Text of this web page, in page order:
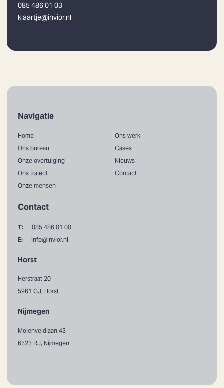
085 486 01 03
klaartje@invior.nl
Navigatie
Home
Ons bureau
Onze overtuiging
Ons traject
Onze mensen
Ons werk
Cases
Nieuws
Contact
Contact
T:
085 486 01 00
E:
info@invior.nl
Horst
Herstraat 20
5961 GJ, Horst
Nijmegen
Molenveldlaan 43
6523 RJ, Nijmegen